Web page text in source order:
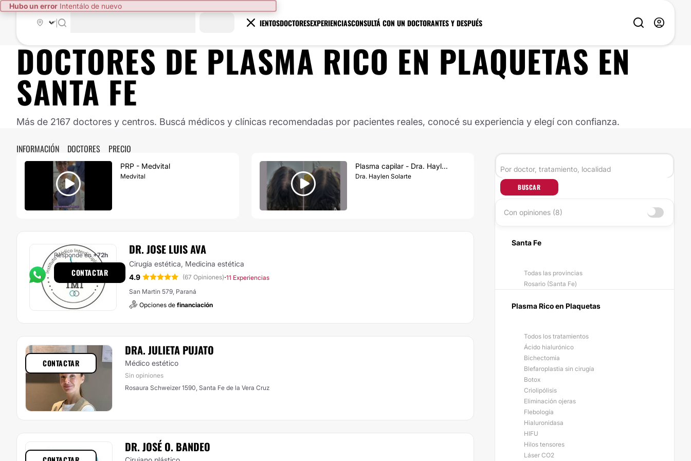
Hubo un error Intentálo de nuevo
TRATAMIENTOSDOCTORESEXPERIENCIASCONSULTÁ CON UN DOCTORANTES Y DESPUÉS
DOCTORES DEPLASMA RICO EN PLAQUETASEN
SANTA FE
Más de 2167 doctores y centros. Buscá médicos y clínicas recomendadas por pacientes reales, conocé su experiencia y elegí con confianza.
INFORMACIÓN DOCTORES PRECIO
PRP - Medvital
Medvital
Plasma capilar - Dra. Hayl...
Dra. Haylen Solarte
DR. JOSE LUIS AVA
Cirugía estética, Medicina estética
4.9
(67 Opiniones)·11 Experiencias
San Martin 579, Paraná
Opciones de financiación
Responde en+72h
CONTACTAR
DRA. JULIETA PUJATO
Médico estético
Sin opiniones
Rosaura Schweizer 1590, Santa Fe de la Vera Cruz
CONTACTAR
DR. JOSÉ O. BANDEO
BUSCAR
Con opiniones (8)
Santa Fe
Todas las provincias
Rosario (Santa Fe)
Plasma Rico en Plaquetas
Todos los tratamientos
Ácido hialurónico
Bichectomia
Blefaroplastia sin cirugía
Botox
Criolipólisis
Eliminación ojeras
Flebología
Hialuronidasa
HIFU
Hilos tensores
Láser CO2